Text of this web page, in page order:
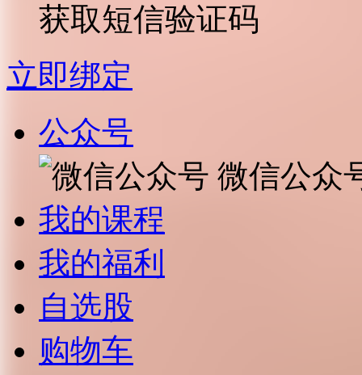
获取短信验证码
立即绑定
公众号
微信公众
我的课程
我的福利
自选股
购物车